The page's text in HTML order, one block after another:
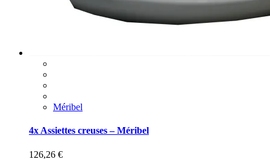
Méribel
4x Assiettes creuses – Méribel
126,26 €